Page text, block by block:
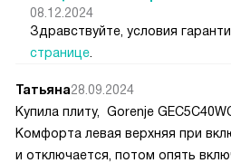
08.12.2024
Здравствуйте, условия
странице
Татьяна28.09.2024
Купила плиту, Gorenje
Комфорта левая верхняя при
и отключается, потом опять